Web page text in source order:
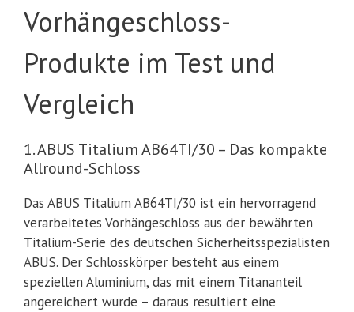
Vorhängeschloss-
Produkte im Test und
Vergleich
1. ABUS Titalium AB64TI/30 – Das kompakte
Allround-Schloss
Das ABUS Titalium AB64TI/30 ist ein hervorragend
verarbeitetes Vorhängeschloss aus der bewährten
Titalium-Serie des deutschen Sicherheitsspezialisten
ABUS. Der Schlosskörper besteht aus einem
speziellen Aluminium, das mit einem Titananteil
angereichert wurde – daraus resultiert eine